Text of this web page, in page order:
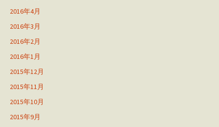
2016年4月
2016年3月
2016年2月
2016年1月
2015年12月
2015年11月
2015年10月
2015年9月